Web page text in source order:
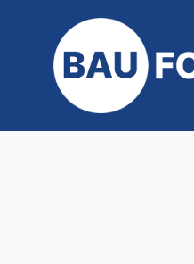
springen